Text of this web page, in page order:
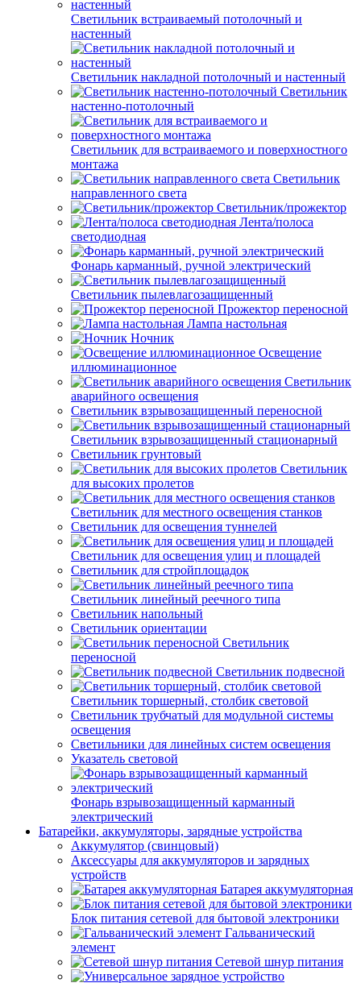
Светильник встраиваемый потолочный и
настенный
Светильник накладной потолочный и настенный
Светильник
настенно-потолочный
Светильник для встраиваемого и поверхностного
монтажа
Светильник
направленного света
Светильник/прожектор
Лента/полоса
светодиодная
Фонарь карманный, ручной электрический
Светильник пылевлагозащищенный
Прожектор переносной
Лампа настольная
Ночник
Освещение
иллюминационное
Светильник
аварийного освещения
Светильник взрывозащищенный переносной
Светильник взрывозащищенный стационарный
Светильник грунтовый
Светильник
для высоких пролетов
Светильник для местного освещения станков
Светильник для освещения туннелей
Светильник для освещения улиц и площадей
Светильник для стройплощадок
Светильник линейный реечного типа
Светильник напольный
Светильник ориентации
Светильник
переносной
Светильник подвесной
Светильник торшерный, столбик световой
Светильник трубчатый для модульной системы
освещения
Светильники для линейных систем освещения
Указатель световой
Фонарь взрывозащищенный карманный
электрический
Батарейки, аккумуляторы, зарядные устройства
Аккумулятор (свинцовый)
Аксессуары для аккумуляторов и зарядных
устройств
Батарея аккумуляторная
Блок питания сетевой для бытовой электроники
Гальванический
элемент
Сетевой шнур питания